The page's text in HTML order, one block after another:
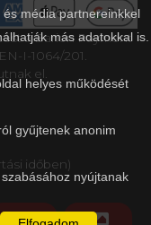
média partnereinkkel
más adatokkal is.
helyes működését
gyűjtenek anonim
nyújtanak
a Barion Payment
I-1064/201.
el.
időben)